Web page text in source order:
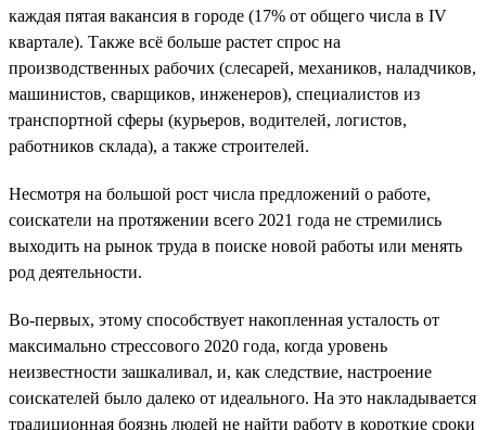
каждая пятая вакансия в городе (17% от общего числа в IV
квартале). Также всё больше растет спрос на
производственных рабочих (слесарей, механиков, наладчиков,
машинистов, сварщиков, инженеров), специалистов из
транспортной сферы (курьеров, водителей, логистов,
работников склада), а также строителей.
Несмотря на большой рост числа предложений о работе,
соискатели на протяжении всего 2021 года не стремились
выходить на рынок труда в поиске новой работы или менять
род деятельности.
Во-первых, этому способствует накопленная усталость от
максимально стрессового 2020 года, когда уровень
неизвестности зашкаливал, и, как следствие, настроение
соискателей было далеко от идеального. На это накладывается
традиционная боязнь людей не найти работу в короткие сроки